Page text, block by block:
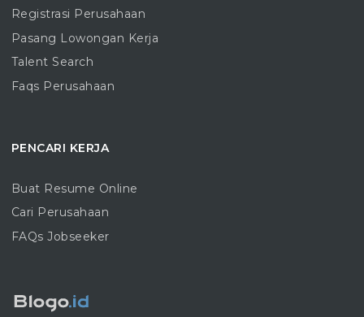
Registrasi Perusahaan
Pasang Lowongan Kerja
Talent Search
Faqs Perusahaan
PENCARI KERJA
Buat Resume Online
Cari Perusahaan
FAQs Jobseeker